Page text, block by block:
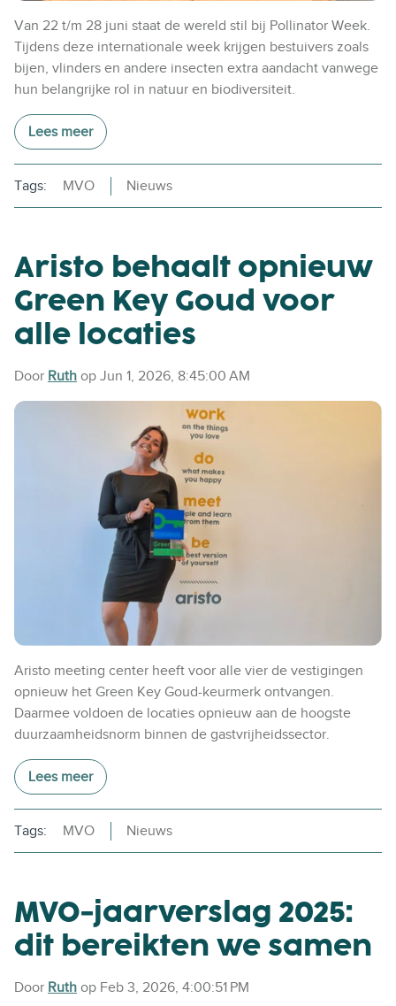
Van 22 t/m 28 juni staat de wereld stil bij Pollinator Week.
Tijdens deze internationale week krijgen bestuivers zoals
bijen, vlinders en andere insecten extra aandacht vanwege
hun belangrijke rol in natuur en biodiversiteit.
Lees meer
Tags: MVO Nieuws
Aristo behaalt opnieuw
Green Key Goud voor
alle locaties
Door Ruth op Jun 1, 2026, 8:45:00 AM
Aristo meeting center heeft voor alle vier de vestigingen
opnieuw het Green Key Goud-keurmerk ontvangen.
Daarmee voldoen de locaties opnieuw aan de hoogste
duurzaamheidsnorm binnen de gastvrijheidssector.
Lees meer
Tags: MVO Nieuws
MVO-jaarverslag 2025:
dit bereikten we samen
Door Ruth op Feb 3, 2026, 4:00:51 PM